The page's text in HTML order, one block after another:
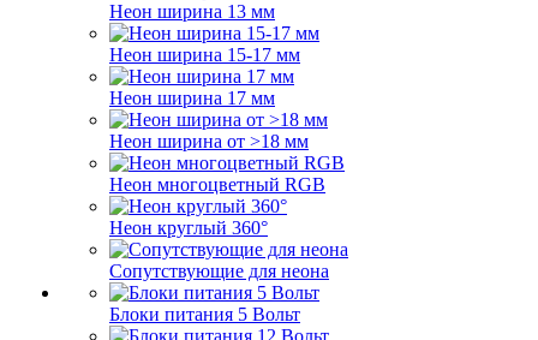
Неон ширина 13 мм
Неон ширина 15-17 мм
Неон ширина 17 мм
Неон ширина от >18 мм
Неон многоцветный RGB
Неон круглый 360°
Сопутствующие для неона
Блоки питания 5 Вольт